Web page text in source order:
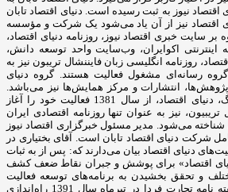
نیوز به ثبت رسیده است. دنیای اقتصاد تابان
اقتصاد نیز از آن یاد می‌شود یک شرکت و مؤسسه
سایت خبری اقتصاد نیوز، روزنامه دنیای اقتصاد،
اینترنتی اکوایران، وب‌سایت واحد توسعه دانش،
روزنامه انگلیسی ‌زبان فایننشال تریبون نیز به
رسانه‌ای مشغول فعالیت هستند. گروه دنیای
انتشارات و مرکز همایش‌ها نیز می‌باشد.
اولین زیرمجموعه این هلدینگ، دنیای اقتصاد، از سال 1381 فعالیت خود را آغاز
نیز به عنوان تنها روزنامه اقتصادی ایران
می‌شود. مدیر مسئول خبرگزاری اقتصاد نیوز
شرکت دنیای اقتصاد تابان است. آقای بختیاری در
دنیای اقتصاد بیان می‌دارند که: پس از به ثبات
اقتصاد» برای پوشش و جبران نقاط ضعف کشف
و تحقق بخشیدن به برنامه‌های توسعه فعالیت
خود، تصمیم گرفته شد تا هفته نامه تجارت فردا در تیرماه سال 1391 راه‌اندازی